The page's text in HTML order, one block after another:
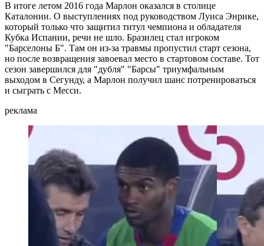
В итоге летом 2016 года Марлон оказался в столице
Каталонии. О выступлениях под руководством Луиса Энрике,
который только что защитил титул чемпиона и обладателя
Кубка Испании, речи не шло. Бразилец стал игроком
"Барселоны Б". Там он из-за травмы пропустил старт сезона,
но после возвращения завоевал место в стартовом составе. Тот
сезон завершился для "дубля" "Барсы" триумфальным
выходом в Сегунду, а Марлон получил шанс потренироваться
и сыграть с Месси.
реклама